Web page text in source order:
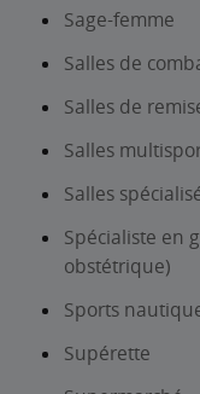
Sage-femme
Salles de
Salles de
Salles
Salles
Spécialiste en
obstétrique)
Sports
Supérette